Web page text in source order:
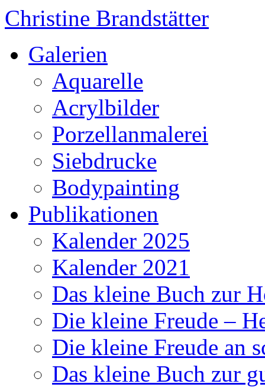
Christine Brandstätter
Galerien
Aquarelle
Acrylbilder
Porzellanmalerei
Siebdrucke
Bodypainting
Publikationen
Kalender 2025
Kalender 2021
Das kleine Buch zur
Die kleine Freude –
Die kleine Freude an
Das kleine Buch zur